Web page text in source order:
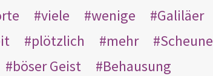
viele wenige
Galiläer
plötzlich mehr
Scheune
böser Geist
Behausung